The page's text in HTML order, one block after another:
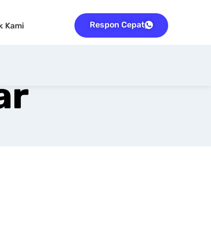
Kami Respon Cepat